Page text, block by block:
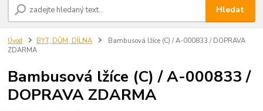
Hledat
Úvod BYT, DŮM, DÍLNA
Bambusová lžíce (C) / A-000833 / DOPRAVA
ZDARMA
Bambusová lžíce (C) / A-000833 /
DOPRAVA ZDARMA